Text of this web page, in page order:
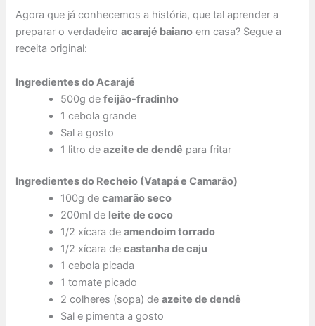
Agora que já conhecemos a história, que tal aprender a
preparar o verdadeiroacarajé baiano em casa? Segue a
receita original:
Ingredientes do Acarajé
500g defeijão-fradinho
1 cebola grande
Sal a gosto
1 litro deazeite de dendê para fritar
Ingredientes do Recheio (Vatapá e Camarão)
100g decamarão seco
200ml de leite de coco
1/2 xícara deamendoim torrado
1/2 xícara decastanha de caju
1 cebola picada
1 tomate picado
2 colheres (sopa) deazeite de dendê
Sal e pimenta a gosto